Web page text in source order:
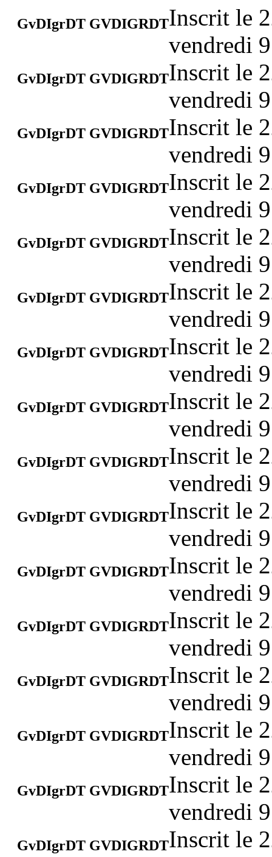
GvDIgrDT GVDIGRDTInscrit le
vendredi
GvDIgrDT GVDIGRDTInscrit le
vendredi
GvDIgrDT GVDIGRDTInscrit le
vendredi
GvDIgrDT GVDIGRDTInscrit le
vendredi
GvDIgrDT GVDIGRDTInscrit le
vendredi
GvDIgrDT GVDIGRDTInscrit le
vendredi
GvDIgrDT GVDIGRDTInscrit le
vendredi
GvDIgrDT GVDIGRDTInscrit le
vendredi
GvDIgrDT GVDIGRDTInscrit le
vendredi
GvDIgrDT GVDIGRDTInscrit le
vendredi
GvDIgrDT GVDIGRDTInscrit le
vendredi
GvDIgrDT GVDIGRDTInscrit le
vendredi
GvDIgrDT GVDIGRDTInscrit le
vendredi
GvDIgrDT GVDIGRDTInscrit le
vendredi
GvDIgrDT GVDIGRDTInscrit le
vendredi
GvDIgrDT GVDIGRDTInscrit le